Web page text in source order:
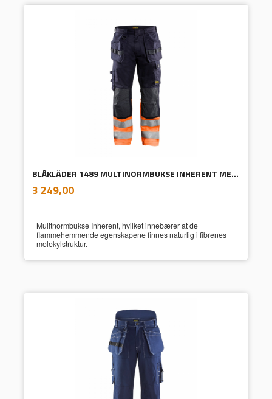
BLÅKLÄDER 1489 MULTINORMBUKSE INHERENT MED SPIKERLOMMER
Pris
3 249,00mva.
Mulitnormbukse Inherent, hvilket innebærer at de
flammehemmende egenskapene finnes naturlig i fibrenes
molekylstruktur.